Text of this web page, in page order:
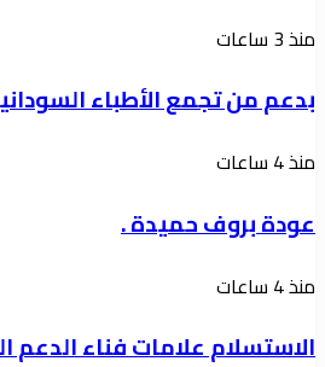
عبر
أمدرمان
الوطني
بدعم
تجمع
بأمريكا
منذ 3 ساعات
بدعم من تجمع الأطباء
عودة
حميدة
منذ 4 ساعات
عودة بروف حميدة .
الاستسلام
فناء
منذ 4 ساعات
الاستسلام علامات فناء الدعم